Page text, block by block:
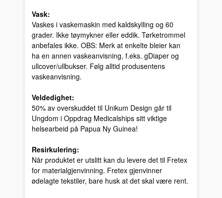
Vask:
Vaskes i vaskemaskin med kaldskylling og 60
grader. Ikke tøymykner eller eddik. Tørketrommel
anbefales ikke. OBS: Merk at enkelte bleier kan
ha en annen vaskeanvisning, f.eks. gDiaper og
ullcover/ullbukser. Følg alltid produsentens
vaskeanvisning.
Veldedighet:
50% av overskuddet til Unikum Design går til
Ungdom i Oppdrag Medicalships sitt viktige
helsearbeid på Papua Ny Guinea!
Resirkulering:
Når produktet er utslitt kan du levere det til Fretex
for materialgjenvinning. Fretex gjenvinner
ødelagte tekstiler, bare husk at det skal være rent.